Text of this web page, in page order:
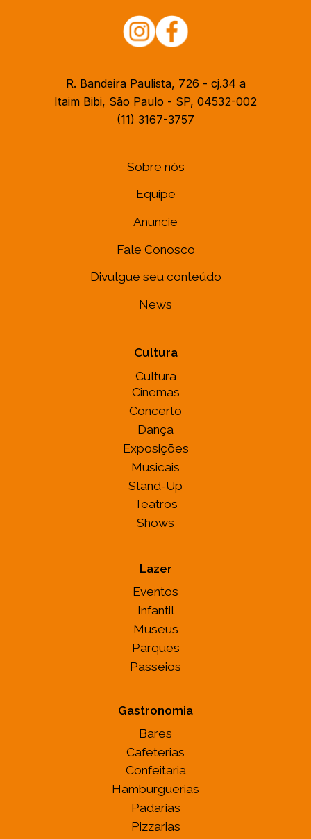
R. Bandeira Paulista, 726 - cj.34 a
Itaim Bibi, São Paulo - SP, 04532-002
(11) 3167-3757
Sobre nós
Equipe
Anuncie
Fale Conosco
Divulgue seu conteúdo
News
Cultura
Cultura
Cinemas
Concerto
Dança
Exposições
Musicais
Stand-Up
Teatros
Shows
Lazer
Eventos
Infantil
Museus
Parques
Passeios
Gastronomia
Bares
Cafeterias
Confeitaria
Hamburguerias
Padarias
Pizzarias